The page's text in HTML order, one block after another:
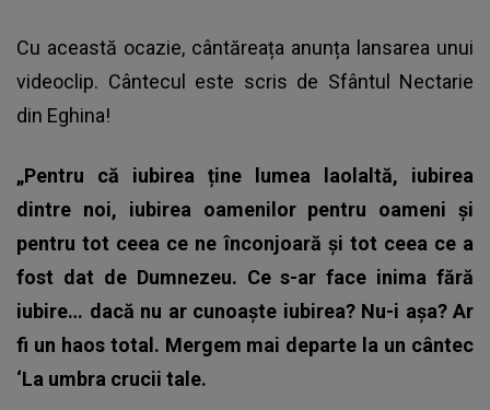
Cu această ocazie, cântăreața anunța lansarea unui
videoclip. Cântecul este scris de Sfântul Nectarie
din Eghina!
„Pentru că iubirea ține lumea laolaltă, iubirea
dintre noi, iubirea oamenilor pentru oameni și
pentru tot ceea ce ne înconjoară și tot ceea ce a
fost dat de Dumnezeu. Ce s-ar face inima fără
iubire… dacă nu ar cunoaște iubirea? Nu-i așa? Ar
fi un haos total. Mergem mai departe la un cântec
‘La umbra crucii tale.